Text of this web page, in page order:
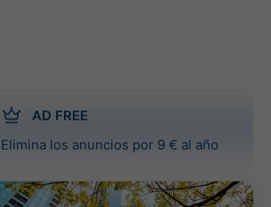
AD FREE
Elimina los anuncios por 9 € al año